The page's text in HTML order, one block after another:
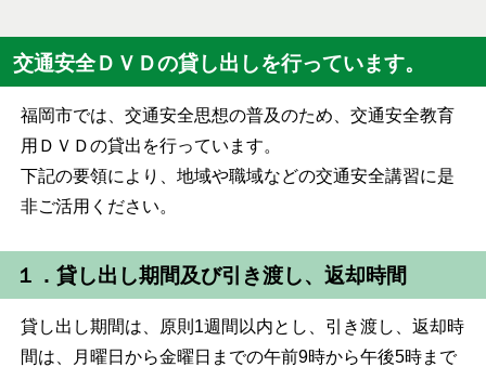
交通安全ＤＶＤの貸し出しを行っています。
福岡市では、交通安全思想の普及のため、交通安全教育
用ＤＶＤの貸出を行っています。
下記の要領により、地域や職域などの交通安全講習に是
非ご活用ください。
１．貸し出し期間及び引き渡し、返却時間
貸し出し期間は、原則1週間以内とし、引き渡し、返却時
間は、月曜日から金曜日までの午前9時から午後5時まで